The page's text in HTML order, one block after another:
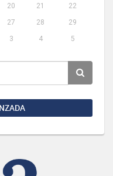
20 21
22
27 28
29
3 4 5